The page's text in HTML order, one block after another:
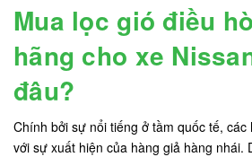
Mua lọc gió điều
hãng cho xe
đâu?
Chính bởi sự nổi tiếng ở tầm quốc tế,
với sự xuất hiện của hàng giả hàng nhái.